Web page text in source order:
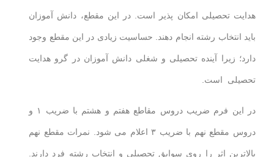
هدایت تحصیلی امکان پذیر است. در این مقطع، دانش آموزان
باید انتخاب رشته انجام دهند. حساسیت زیادی در این مقطع وجود
دارد؛ زیرا آینده تحصیلی و شغلی دانش آموزان در گرو هدایت
تحصیلی است.
در این فرم ضریب دروس مقاطع هفتم و هشتم با ضریب ۱ و
دروس مقطع نهم با ضریب ۳ اعلام می شود. نمرات مقطع نهم
بالاترین اثر را روی سوابق تحصیلی و انتخاب رشته فرد دارند.